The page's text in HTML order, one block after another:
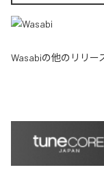
Wasabiの他のリリー